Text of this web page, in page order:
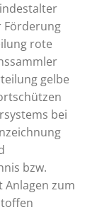
Förderung
rote
gelbe
bei
bzw.
zum